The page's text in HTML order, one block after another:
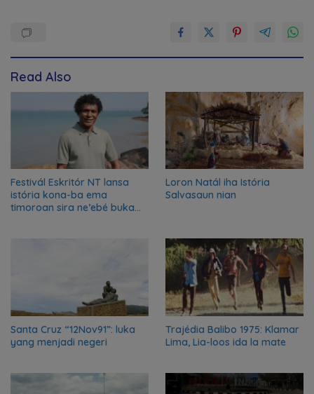
Read Also
Festivál Eskritór NT lansa
istória kona-ba ema
timoroan sira ne’ebé buka
Loron Natál iha Istória
Salvasaun nian
Santa Cruz “12Nov91”: luka
yang menjadi negeri
Trajédia Balibo 1975: Klamar
Lima, Lia-loos ida la mate